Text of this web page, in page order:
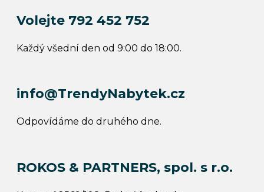
Volejte 792 452 752
Každý všední den od 9:00 do 18:00.
info@TrendyNabytek.cz
Odpovídáme do druhého dne.
ROKOS & PARTNERS, spol. s r.o.